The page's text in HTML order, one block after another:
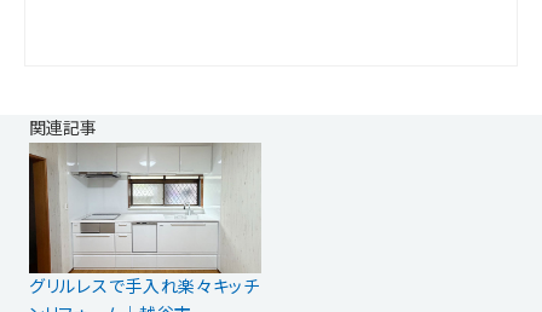
関連記事
グリルレスで手入れ楽々キッチ